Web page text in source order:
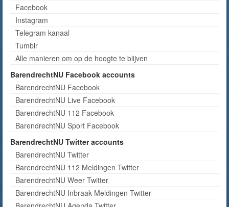
Facebook
Instagram
Telegram kanaal
Tumblr
Alle manieren om op de hoogte te blijven
BarendrechtNU Facebook accounts
BarendrechtNU Facebook
BarendrechtNU Live Facebook
BarendrechtNU 112 Facebook
BarendrechtNU Sport Facebook
BarendrechtNU Twitter accounts
BarendrechtNU Twitter
BarendrechtNU 112 Meldingen Twitter
BarendrechtNU Weer Twitter
BarendrechtNU Inbraak Meldingen Twitter